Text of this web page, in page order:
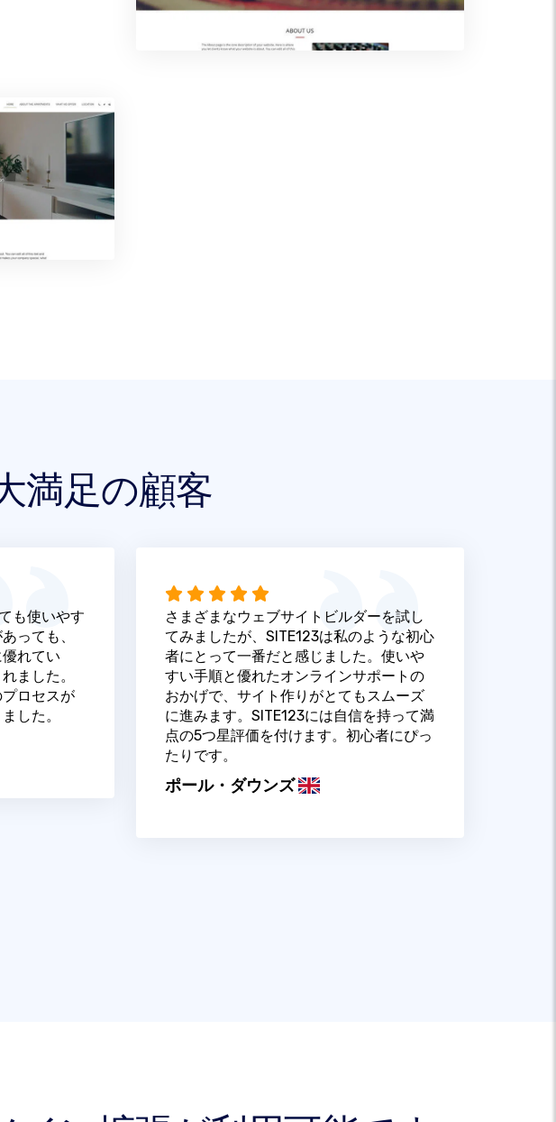
満足の顧客
も使いやす
っても、
れてい
ました。
ロセスが
した。
さまざまなウェブサイトビルダーを試し
てみましたが、SITE123は私のような初心
者にとって一番だと感じました。使いや
すい手順と優れたオンラインサポートの
おかげで、サイト作りがとてもスムーズ
に進みます。SITE123には自信を持って満
点の5つ星評価を付けます。初心者にぴっ
たりです。
ポール・ダウンズ